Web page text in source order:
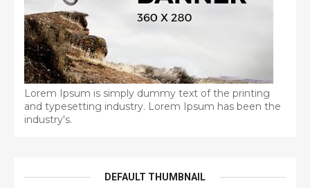
Lorem Ipsum is simply dummy text of the printing
and typesetting industry. Lorem Ipsum has been the
industry's.
DEFAULT THUMBNAIL